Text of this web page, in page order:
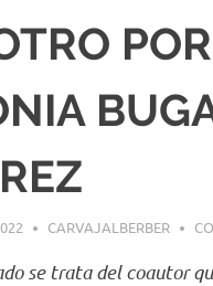
CARVAJALBERBER
se trata del coautor